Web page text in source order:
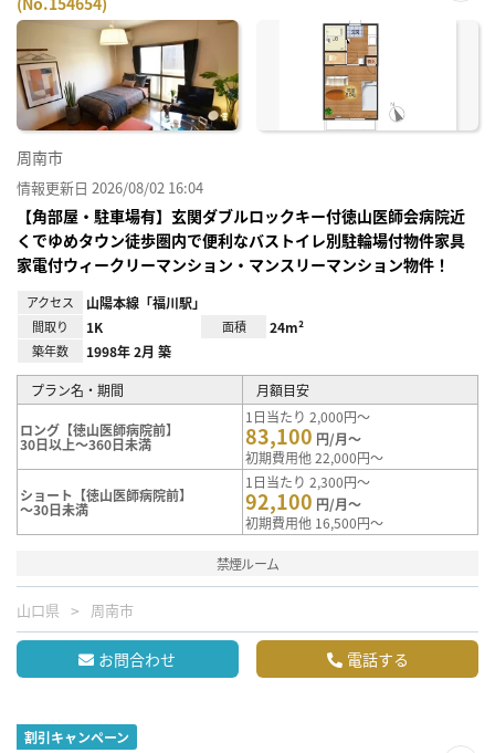
に入
周南市
情報更新日 2026/08/02 16:04
【角部屋・駐車場有】玄関ダブルロックキー付徳山医師会病院近
くでゆめタウン徒歩圏内で便利なバストイレ別駐輪場付物件家具
家電付ウィークリーマンション・マンスリーマンション物件！
アクセス 山陽本線「福川駅」
間取り 1K 面積 24m²
築年数 1998年 2月 築
プラン名・期間 月額目安
ロング【徳山医師病院前】
30日以上～360日未満
1日当たり 2,000円～
83,100 円/月～
初期費用他 22,000円～
ショート【徳山医師病院前】
～30日未満
1日当たり 2,300円～
92,100 円/月～
初期費用他 16,500円～
禁煙ルーム
山口県 周南市
お問合わせ 電話する
割引キャンペーン